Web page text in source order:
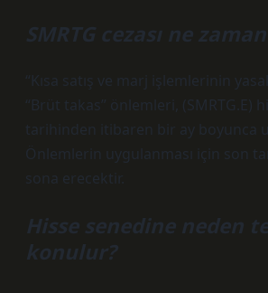
SMRTG cezası ne
“Kısa satış ve marj işlemlerinin
“Brüt takas” önlemleri, (SMRTG.E)
tarihinden itibaren bir ay boyunca
Önlemlerin uygulanması için son
sona erecektir.
Hisse senedine neden
konulur?